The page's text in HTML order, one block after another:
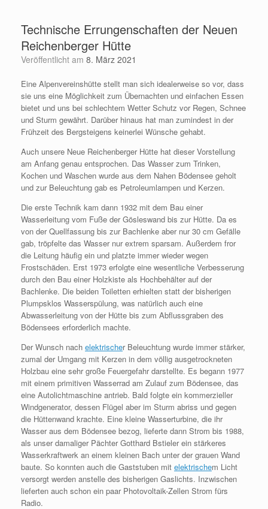
springenTechnische Errungenschaften der Neuen
Reichenberger Hütte
Veröffentlicht am 8. März 2021
Eine Alpenvereinshütte stellt man sich idealerweise so vor, dass
sie uns eine Möglichkeit zum Übernachten und einfachen Essen
bietet und uns bei schlechtem Wetter Schutz vor Regen, Schnee
und Sturm gewährt. Darüber hinaus hat man zumindest in der
Frühzeit des Bergsteigens keinerlei Wünsche gehabt.
Auch unsere Neue Reichenberger Hütte hat dieser Vorstellung
am Anfang genau entsprochen. Das Wasser zum Trinken,
Kochen und Waschen wurde aus dem Nahen Bödensee geholt
und zur Beleuchtung gab es Petroleumlampen und Kerzen.
Die erste Technik kam dann 1932 mit dem Bau einer
Wasserleitung vom Fuße der Gösleswand bis zur Hütte. Da es
von der Quellfassung bis zur Bachlenke aber nur 30 cm Gefälle
gab, tröpfelte das Wasser nur extrem sparsam. Außerdem fror
die Leitung häufig ein und platzte immer wieder wegen
Frostschäden. Erst 1973 erfolgte eine wesentliche Verbesserung
durch den Bau einer Holzkiste als Hochbehälter auf der
Bachlenke. Die beiden Toiletten erhielten statt der bisherigen
Plumpsklos Wasserspülung, was natürlich auch eine
Abwasserleitung von der Hütte bis zum Abflussgraben des
Bödensees erforderlich machte.
Der Wunsch nach elektrischer Beleuchtung wurde immer stärker,
zumal der Umgang mit Kerzen in dem völlig ausgetrockneten
Holzbau eine sehr große Feuergefahr darstellte. Es begann 1977
mit einem primitiven Wasserrad am Zulauf zum Bödensee, das
eine Autolichtmaschine antrieb. Bald folgte ein kommerzieller
Windgenerator, dessen Flügel aber im Sturm abriss und gegen
die Hüttenwand krachte. Eine kleine Wasserturbine, die ihr
Wasser aus dem Bödensee bezog, lieferte dann Strom bis 1988,
als unser damaliger Pächter Gotthard Bstieler ein stärkeres
Wasserkraftwerk an einem kleinen Bach unter der grauen Wand
baute. So konnten auch die Gaststuben mit elektrischem Licht
versorgt werden anstelle des bisherigen Gaslichts. Inzwischen
lieferten auch schon ein paar Photovoltaik-Zellen Strom fürs
Radio.